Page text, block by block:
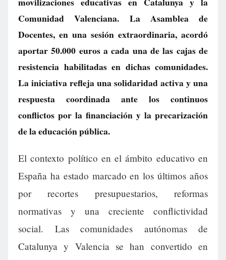
Comunidad Valenciana. La Asamblea de
Docentes, en una sesión extraordinaria, acordó
aportar 50.000 euros a cada una de las cajas de
resistencia habilitadas en dichas comunidades.
La iniciativa refleja una solidaridad activa y una
respuesta coordinada ante los continuos
conflictos por la financiación y la precarización
de la educación pública.
El contexto político en el ámbito educativo en
España ha estado marcado en los últimos años
por recortes presupuestarios, reformas
normativas y una creciente conflictividad
social. Las comunidades autónomas de
Catalunya y Valencia se han convertido en